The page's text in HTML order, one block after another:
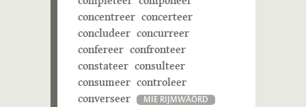
concentreer concerteer
concludeer concurreer
confereer confronteer
constateer consulteer
consumeer controleer
converseer
MIE RIJMWÄÖRD